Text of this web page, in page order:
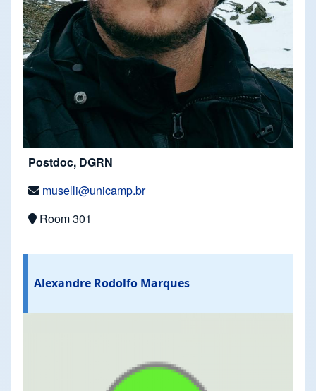
Postdoc, DGRN
muselli@unicamp.br
Room 301
Alexandre Rodolfo Marques